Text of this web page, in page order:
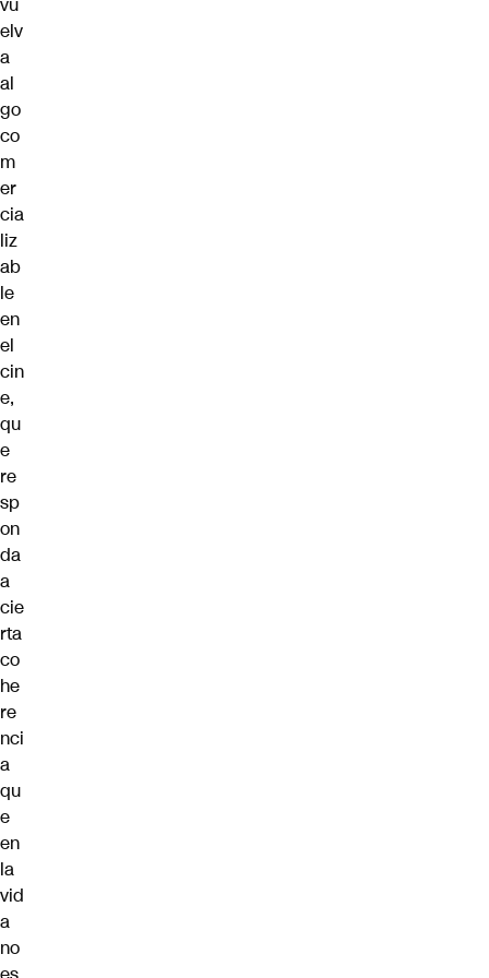
elv
a
al
go
co
m
er
cia
liz
ab
le
en
el
cin
e,
qu
e
re
sp
on
da
a
cie
rta
co
he
re
nci
a
qu
e
en
la
vid
a
no